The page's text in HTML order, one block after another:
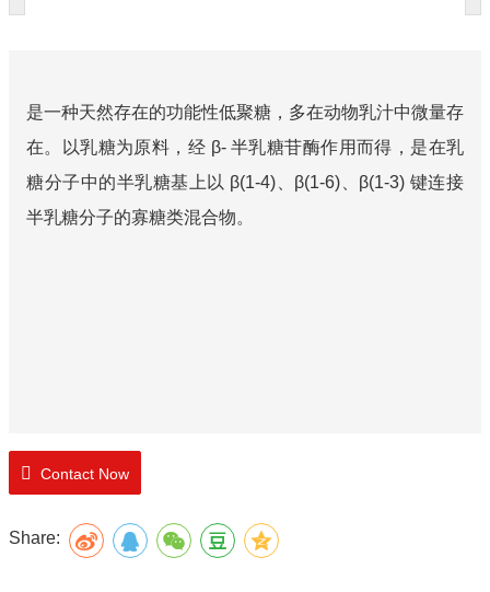
是一种天然存在的功能性低聚糖，多在动物乳汁中微量存
在。以乳糖为原料，经 β- 半乳糖苷酶作用而得，是在乳
糖分子中的半乳糖基上以 β(1-4)、β(1-6)、β(1-3) 键连接
半乳糖分子的寡糖类混合物。
Contact Now
Share: